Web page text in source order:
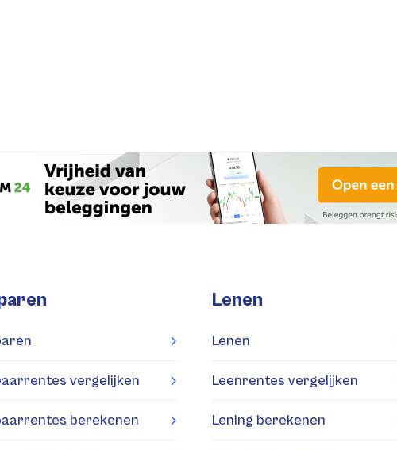
vergelijken
berekenen
Lenen
Lenen
Leenrentes vergelijken
Lening berekenen